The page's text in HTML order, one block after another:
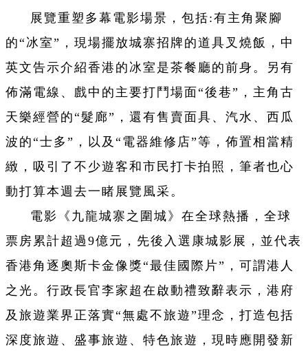
展覽重塑多幕電影場景，包括:有主角聚腳
的“冰室”，現場擺放城寨招牌的道具叉燒飯，中
英文告示介紹香港的冰室是茶餐廳的前身。另有
佈滿電線、戲中的主要打鬥場面“後巷”，主角古
天樂經營的“髮廊”，還有售賣面具、汽水、西瓜
波的“士多”，以及“電器維修店”等，佈置相當精
緻，吸引了不少遊客和市民打卡拍照，筆者也心
動打算本週去一睹展覽風采。
電影《九龍城寨之圍城》在全球熱播，全球
票房累計超過9億元，先後入選康城影展，並代表
香港角逐奧斯卡金像獎“最佳國際片”，可謂港人
之光。行政長官李家超在啟動禮致辭表示，港府
及旅遊業界正落實“無處不旅遊”理念，打造包括
深度旅遊、盛事旅遊、特色旅遊，現時應開發新